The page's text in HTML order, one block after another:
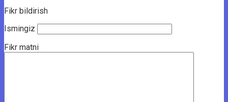
Fikr bildirish
Ismingiz
Fikr matni